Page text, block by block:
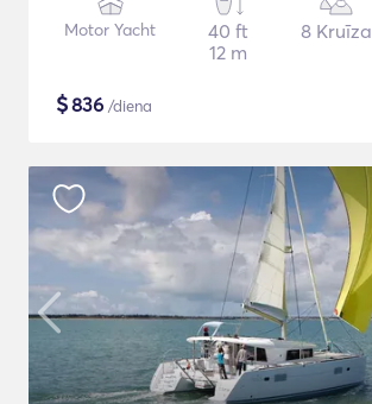
Motor Yacht
40 ft
12 m
8 Kruīza
$836 /diena